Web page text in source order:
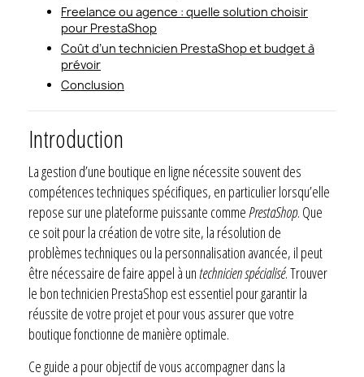
Freelance ou agence : quelle solution choisir
pour PrestaShop
Coût d’un technicien PrestaShop et budget à
prévoir
Conclusion
Introduction
La gestion d’une boutique en ligne nécessite souvent des
compétences techniques spécifiques, en particulier lorsqu’elle
repose sur une plateforme puissante commePrestaShop. Que
ce soit pour la création de votre site, la résolution de
problèmes techniques ou la personnalisation avancée, il peut
être nécessaire de faire appel à untechnicien spécialisé. Trouver
le bon technicien PrestaShop est essentiel pour garantir la
réussite de votre projet et pour vous assurer que votre
boutique fonctionne de manière optimale.
Ce guide a pour objectif de vous accompagner dans la